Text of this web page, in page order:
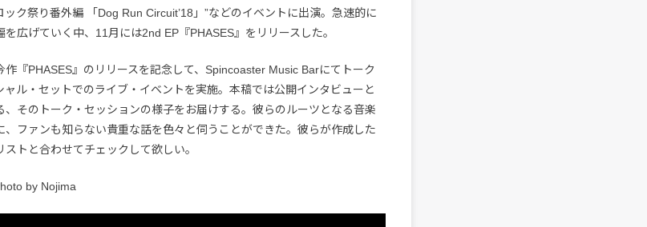
ック祭り番外編 「Dog Run Circuit’18」”などのイベントに出演。急速的に
を広げていく中、11月には2nd EP『PHASES』をリリースした。
作『PHASES』のリリースを記念して、Spincoaster Music Barにてトーク
ャル・セットでのライブ・イベントを実施。本稿では公開インタビューと
、そのトーク・セッションの様子をお届けする。彼らのルーツとなる音楽
、ファンも知らない貴重な話を色々と伺うことができた。彼らが作成した
ストと合わせてチェックして欲しい。
by Nojima